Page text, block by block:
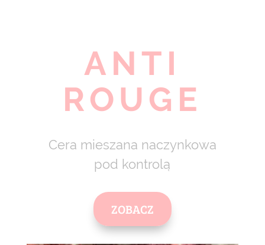
ANTI
ROUGE
Cera mieszana naczynkowa
pod kontrolą
ZOBACZ